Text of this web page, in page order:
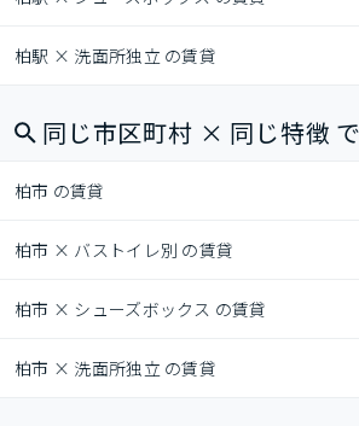
柏駅 × 洗面所独立 の賃貸
同じ市区町村 × 同じ特徴
柏市 の賃貸
柏市 × バストイレ別 の賃貸
柏市 × シューズボックス の賃貸
柏市 × 洗面所独立 の賃貸